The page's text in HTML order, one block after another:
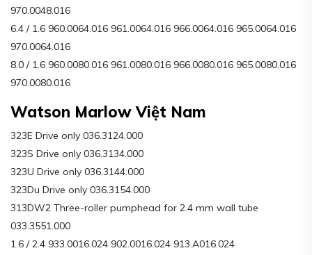
970.0048.016
6.4 / 1.6 960.0064.016 961.0064.016 966.0064.016 965.0064.016
970.0064.016
8.0 / 1.6 960.0080.016 961.0080.016 966.0080.016 965.0080.016
970.0080.016
Watson Marlow Việt Nam
323E Drive only 036.3124.000
323S Drive only 036.3134.000
323U Drive only 036.3144.000
323Du Drive only 036.3154.000
313DW2 Three-roller pumphead for 2.4 mm wall tube
033.3551.000
1.6 / 2.4 933.0016.024 902.0016.024 913.A016.024